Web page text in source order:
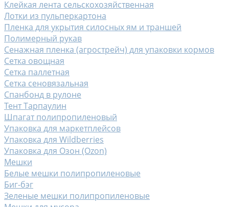
Клейкая лента сельскохозяйственная
Лотки из пульперкартона
Пленка для укрытия силосных ям и траншей
Полимерный рукав
Сенажная пленка (агрострейч) для упаковки кормов
Сетка овощная
Сетка паллетная
Сетка сеновязальная
Спанбонд в рулоне
Тент Тарпаулин
Шпагат полипропиленовый
Упаковка для маркетплейсов
Упаковка для Wildberries
Упаковка для Озон (Ozon)
Мешки
Белые мешки полипропиленовые
Биг-бэг
Зеленые мешки полипропиленовые